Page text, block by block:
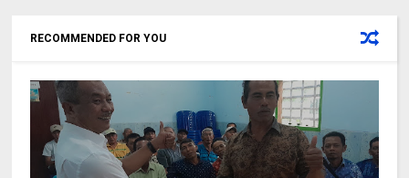
RECOMMENDED FOR YOU